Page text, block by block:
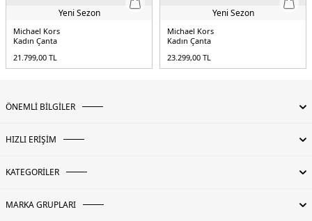
Yeni Sezon
Michael Kors
Kadın Çanta
21.799,00 TL
Yeni Sezon
Michael Kors
Kadın Çanta
23.299,00 TL
ÖNEMLİ BİLGİLER
HIZLI ERİŞİM
KATEGORİLER
MARKA GRUPLARI